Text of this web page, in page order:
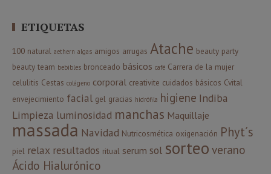
ETIQUETAS
100 natural aethern algas amigos arrugas Atache beauty party
beauty team bebibles bronceado básicos café Carrera de la mujer
celulitis Cestas colágeno corporal creativite cuidados básicos Cvital
envejecimiento facial gel gracias hidrófila higiene Indiba
Limpieza luminosidad manchas Maquillaje
massada Navidad Nutricosmética oxigenación Phyt´s
piel relax resultados ritual serum sol sorteo verano
Ácido Hialurónico